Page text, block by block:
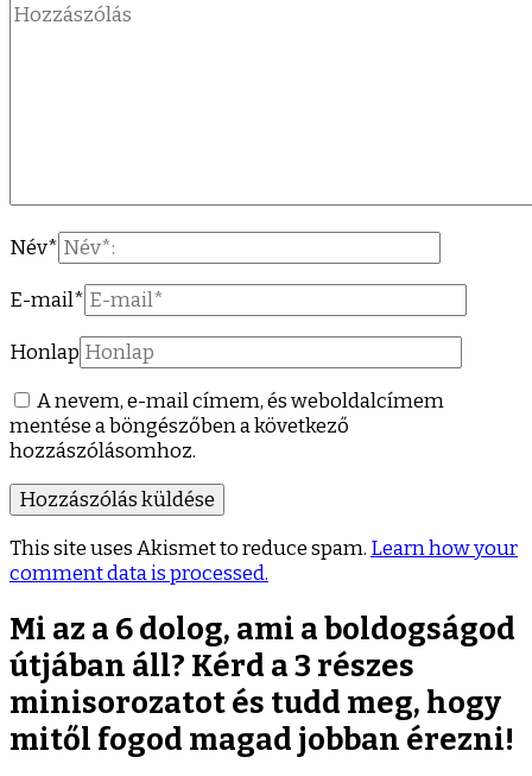
Név*
E-mail*
Honlap
A nevem, e-mail címem, és weboldalcímem
mentése a böngészőben a következő
hozzászólásomhoz.
This site uses Akismet to reduce spam. Learn how your
comment data is processed.
Mi az a 6 dolog, ami a boldogságod
útjában áll? Kérd a 3 részes
minisorozatot és tudd meg, hogy
mitől fogod magad jobban érezni!